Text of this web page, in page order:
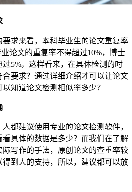
要求来看，本科毕业生的论文重复率
论文的重复率不得超过10%，博士
5%。这样看来，在具体检测的时
要求？通过详细介绍才可以让论文
知道论文检测相似率多少？
都建议使用专业的论文检测软件，
具体的数据是多少？而我们在了解
写作的手法，原创论文的查重率较
到人的支持，所以，建议都可以放